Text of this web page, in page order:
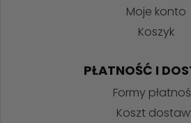
Moje konto
Koszyk
PŁATNOŚĆ I
Formy
Koszt